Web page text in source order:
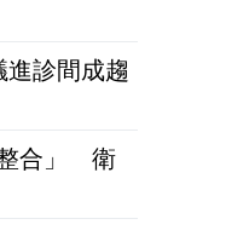
診間成趨
整合」 衛